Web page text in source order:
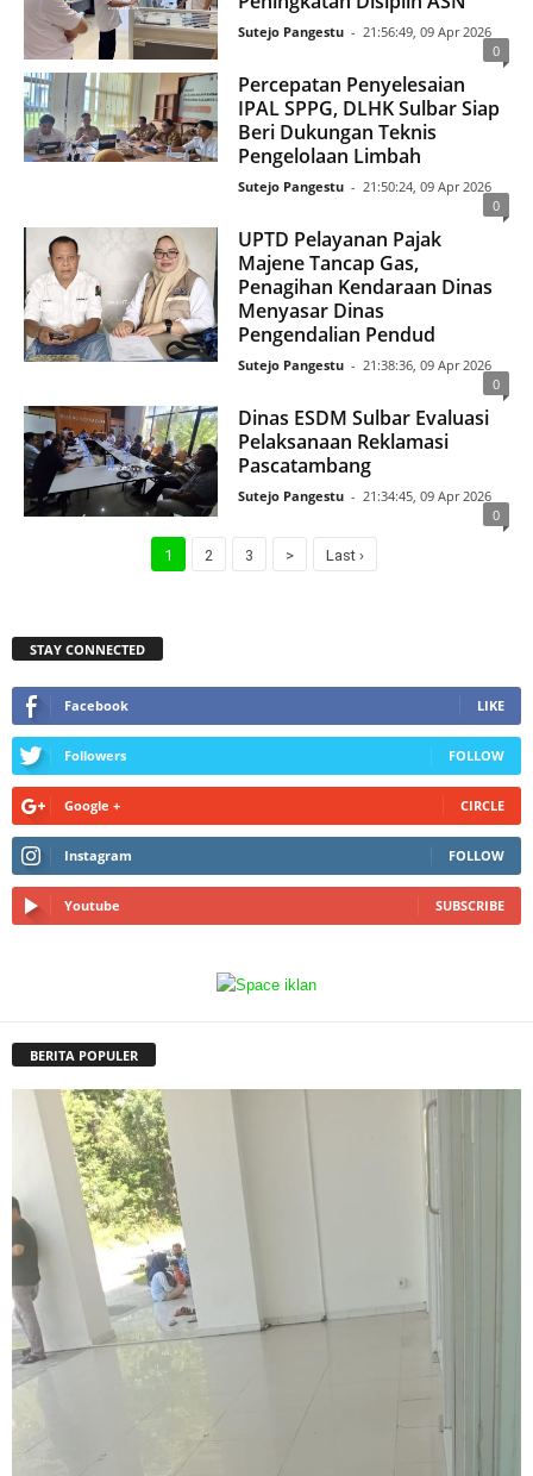
Sutejo Pangestu - 21:56:49, 09 Apr 2026
0
Percepatan Penyelesaian
IPAL SPPG, DLHK Sulbar Siap
Beri Dukungan Teknis
Pengelolaan Limbah
Sutejo Pangestu - 21:50:24, 09 Apr 2026
0
UPTD Pelayanan Pajak
Majene Tancap Gas,
Penagihan Kendaraan Dinas
Menyasar Dinas
Pengendalian Pendud
Sutejo Pangestu - 21:38:36, 09 Apr 2026
0
Dinas ESDM Sulbar Evaluasi
Pelaksanaan Reklamasi
Pascatambang
Sutejo Pangestu - 21:34:45, 09 Apr 2026
0
1 2 3 > Last ›
STAY CONNECTED
Facebook LIKE
Followers FOLLOW
Google + CIRCLE
Instagram FOLLOW
Youtube SUBSCRIBE
BERITA POPULER